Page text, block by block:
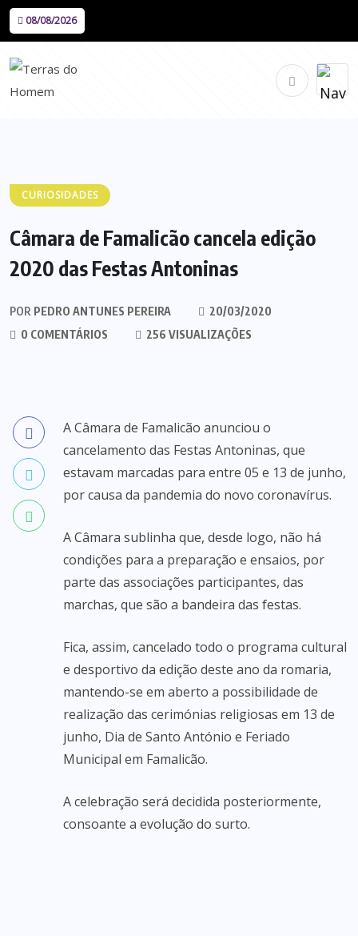
08/08/2026
CURIOSIDADES
Câmara de Famalicão cancela edição
2020 das Festas Antoninas
POR PEDRO ANTUNES PEREIRA
20/03/2020
0 COMENTÁRIOS
256 VISUALIZAÇÕES
A Câmara de Famalicão anunciou o
cancelamento das Festas Antoninas, que
estavam marcadas para entre 05 e 13 de junho,
por causa da pandemia do novo coronavírus.
A Câmara sublinha que, desde logo, não há
condições para a preparação e ensaios, por
parte das associações participantes, das
marchas, que são a bandeira das festas.
Fica, assim, cancelado todo o programa cultural
e desportivo da edição deste ano da romaria,
mantendo-se em aberto a possibilidade de
realização das cerimónias religiosas em 13 de
junho, Dia de Santo António e Feriado
Municipal em Famalicão.
A celebração será decidida posteriormente,
consoante a evolução do surto.